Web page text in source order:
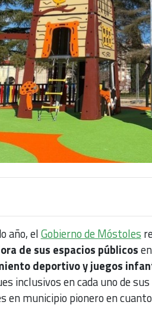
año, elGobierno de Móstoles
de sus espacios públicos
deportivo y juegos
inclusivos en cada uno de
en municipio pionero en